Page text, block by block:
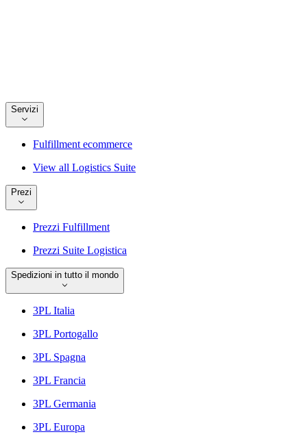
Servizi
Fulfillment ecommerce
View all Logistics Suite
Prezi
Prezzi Fulfillment
Prezzi Suite Logistica
Spedizioni in tutto il mondo
3PL Italia
3PL Portogallo
3PL Spagna
3PL Francia
3PL Germania
3PL Europa